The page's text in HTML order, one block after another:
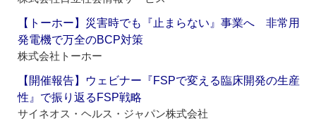
【トーホー】災害時でも『止まらない』事業へ 非常用
発電機で万全のBCP対策
株式会社トーホー
【開催報告】ウェビナー『FSPで変える臨床開発の生産
性』で振り返るFSP戦略
サイネオス・ヘルス・ジャパン株式会社